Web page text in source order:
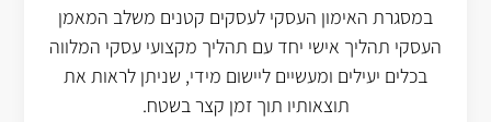
במסגרת האימון העסקי לעסקים קטנים משלב המאמן
העסקי תהליך אישי יחד עם תהליך מקצועי עסקי המלווה
בכלים יעילים ומעשיים ליישום מידי, שניתן לראות את
תוצאותיו תוך זמן קצר בשטח.